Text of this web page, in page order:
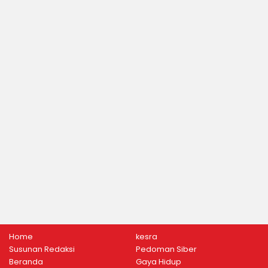
Home
Susunan Redaksi
Beranda
kesra
Pedoman Siber
Gaya Hidup